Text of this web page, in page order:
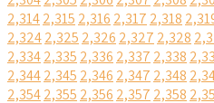
2,3142,315 2,316 2,317 2,318
2,3242,325 2,326 2,327 2,328
2,3342,335 2,336 2,337 2,338
2,3442,345 2,346 2,347 2,348
2,3542,355 2,356 2,357 2,358